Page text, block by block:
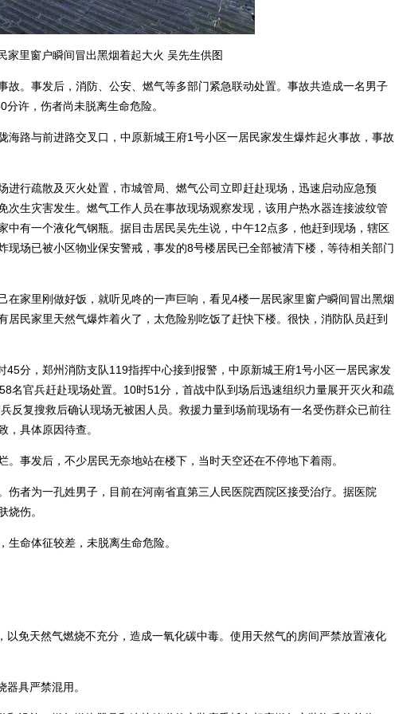
家里窗户瞬间冒出黑烟着起大火 吴先生供图
。事发后，消防、公安、燃气等多部门紧急联动处置。事故共造成一名男子
许，伤者尚未脱离生命危险。
路与前进路交叉口，中原新城王府1号小区一居民家发生爆炸起火事故，事故
行疏散及灭火处置，市城管局、燃气公司立即赶赴现场，迅速启动应急预
次生灾害发生。燃气工作人员在事故现场观察发现，该用户热水器连接波纹管
中有一个液化气钢瓶。据目击居民吴先生说，中午12点多，他赶到现场，辖区
现场已被小区物业保安警戒，事发的8号楼居民已全部被清下楼，等待相关部门
家里刚做好饭，就听见咚的一声巨响，看见4楼一居民家里窗户瞬间冒出黑烟
居民家里天然气爆炸着火了，太危险别吃饭了赶快下楼。很快，消防队员赶到
分，郑州消防支队119指挥中心接到报警，中原新城王府1号小区一居民家发
名官兵赶赴现场处置。10时51分，首战中队到场后迅速组织力量展开灭火和疏
反复搜救后确认现场无被困人员。救援力量到场前现场有一名受伤群众已前往
，具体原因待查。
事发后，不少居民无奈地站在楼下，当时天空还在不停地下着雨。
者为一孔姓男子，目前在河南省直第三人民医院西院区接受治疗。据医院
烧伤。
命体征较差，未脱离生命危险。
免天然气燃烧不充分，造成一氧化碳中毒。使用天然气的房间严禁放置液化
具严禁混用。